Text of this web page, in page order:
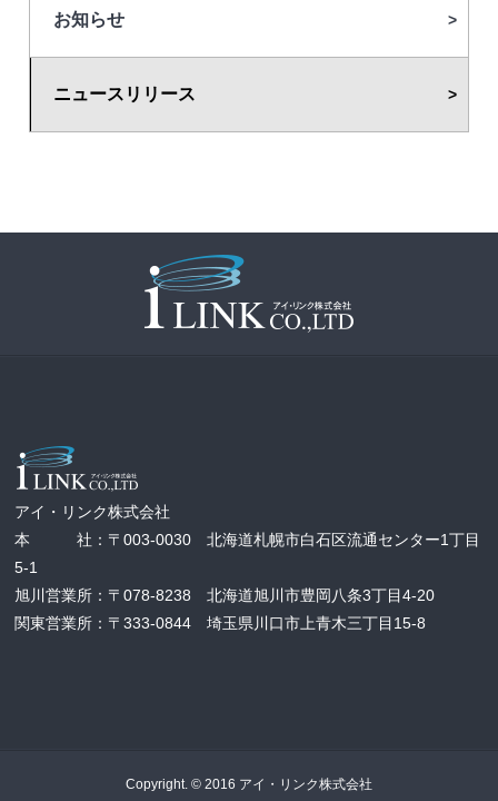
お知らせ
ニュースリリース
アイ・リンク株式会社
本 社：〒003-0030 北海道札幌市白石区流通センター1丁目
5-1
旭川営業所：〒078-8238 北海道旭川市豊岡八条3丁目4-20
関東営業所：〒333-0844 埼玉県川口市上青木三丁目15-8
Copyright. © 2016 アイ・リンク株式会社